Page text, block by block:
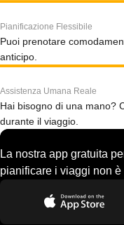
Pianificazione Flessibile
Puoi prenotare
anticipo.
Assistenza Umana Reale
Hai bisogno di una mano?
durante il viaggio.
La nostra app gratuita
pianificare i viaggi non